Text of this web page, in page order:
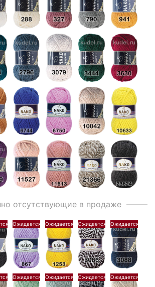
отсутствующие в продаже